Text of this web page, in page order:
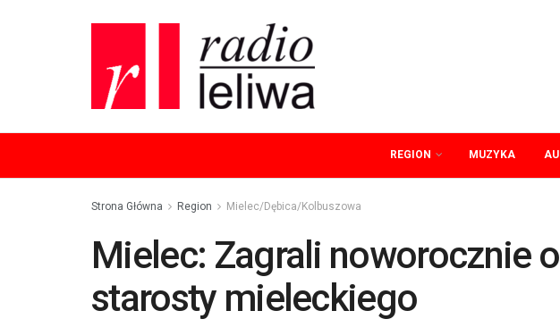
REGION MUZYKA
Strona Główna Region Mielec/Dębica/Kolbuszowa
Mielec: Zagrali noworocznie
starosty mieleckiego